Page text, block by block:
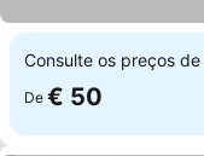
Consulte os preços de
De € 50